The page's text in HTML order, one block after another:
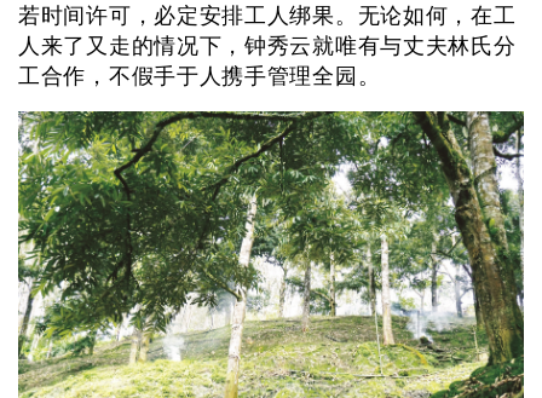
若时间许可，必定安排工人绑果。无论如何，在工
人来了又走的情况下，钟秀云就唯有与丈夫林氏分
工合作，不假手于人携手管理全园。